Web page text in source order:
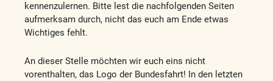
kennenzulernen. Bitte lest die nachfolgenden Seiten
aufmerksam durch, nicht das euch am Ende etwas
Wichtiges fehlt.
An dieser Stelle möchten wir euch eins nicht
vorenthalten, das Logo der Bundesfahrt! In den letzten